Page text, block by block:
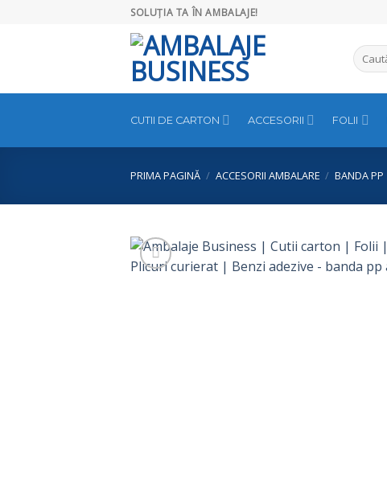
SOLUȚIA TA ÎN AMBALAJE!
Caută
după:
CUTII DE CARTON ACCESORII FOLII
PRIMA PAGINĂ / ACCESORII AMBALARE / BANDA PP